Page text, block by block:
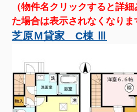
（物件名クリックすると詳細
た場合は表示されなくなりま
芝原Ｍ貸家 C棟 Ⅲ